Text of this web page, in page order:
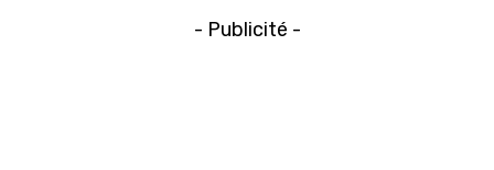
- Publicité -